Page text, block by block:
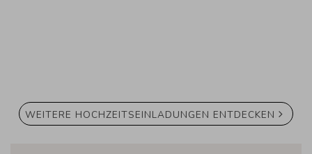
WEITERE HOCHZEITSEINLADUNGEN ENTDECKEN